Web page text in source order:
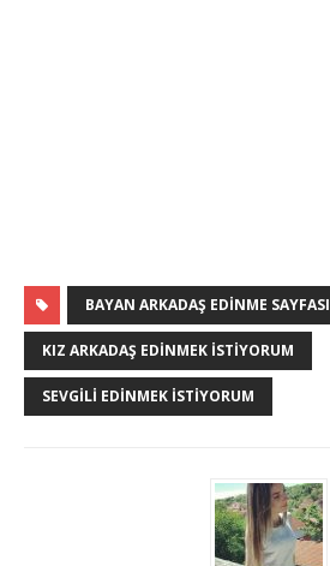
BAYAN ARKADAŞ EDINME SAYFASI
KIZ ARKADAŞ EDINMEK İSTIYORUM
SEVGILI EDINMEK İSTIYORUM